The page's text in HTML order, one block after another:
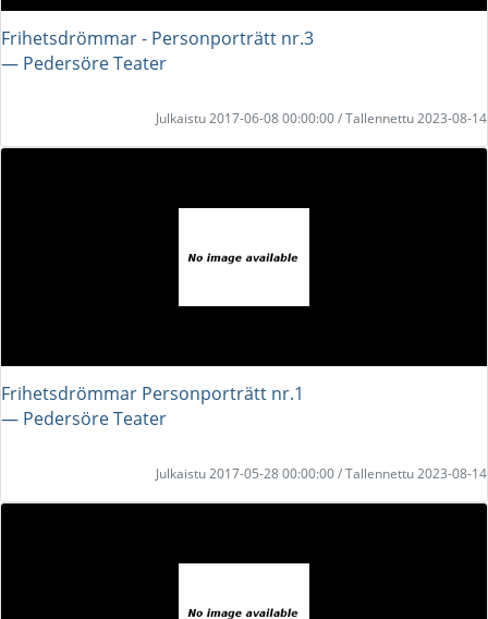
Frihetsdrömmar - Personporträtt nr.3
― Pedersöre Teater
Julkaistu 2017-06-08 00:00:00 / Tallennettu 2023-08-14
Frihetsdrömmar Personporträtt nr.1
― Pedersöre Teater
Julkaistu 2017-05-28 00:00:00 / Tallennettu 2023-08-14